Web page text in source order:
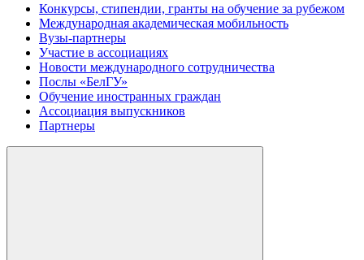
Конкурсы, стипендии, гранты на обучение за рубежом
Международная академическая мобильность
Вузы-партнеры
Участие в ассоциациях
Новости международного сотрудничества
Послы «БелГУ»
Обучение иностранных граждан
Ассоциация выпускников
Партнеры